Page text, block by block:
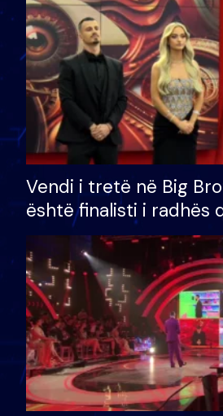
Vendi i tretë në Big
është finalisti i radhës